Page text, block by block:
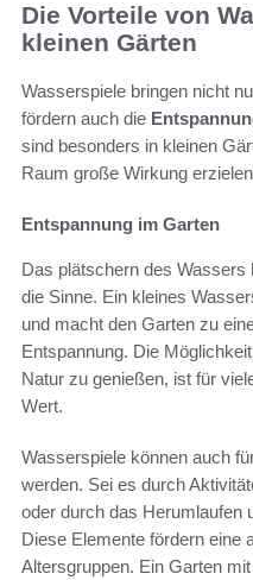
Die Vorteile von
kleinen Gärten
Wasserspiele bringen nicht
fördern auch die
sind besonders in kleinen
Raum große Wirkung
Entspannung im Garten
Das plätschern des Wassers
die Sinne. Ein kleines
und macht den Garten zu
Entspannung. Die
Natur zu genießen, ist für
Wert.
Wasserspiele können auch
werden. Sei es durch
oder durch das Herumlaufen
Diese Elemente fördern eine
Altersgruppen. Ein Garten